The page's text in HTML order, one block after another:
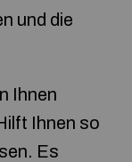
und die
Ihnen
Ihnen so
Es